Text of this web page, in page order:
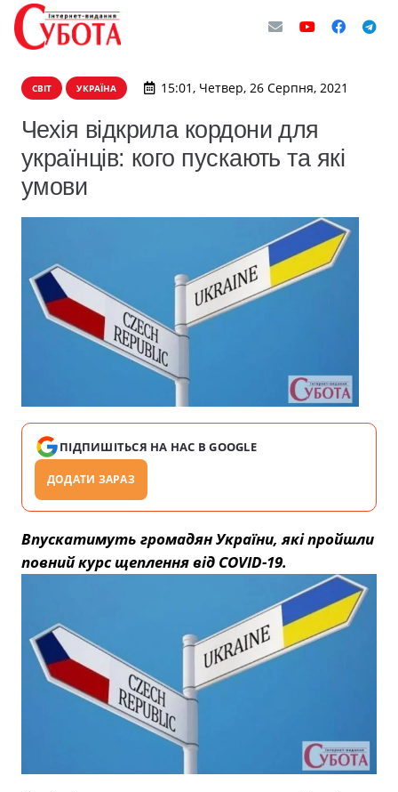
СВІТ УКРАЇНА 15:01, Четвер, 26 Серпня, 2021
Чехія відкрила кордони для
українців: кого пускають та які
умови
ПІДПИШІТЬСЯ НА НАС В GOOGLE
ДОДАТИ ЗАРАЗ
Впускатимуть громадян України, які пройшли
повний курс щеплення від COVID-19.